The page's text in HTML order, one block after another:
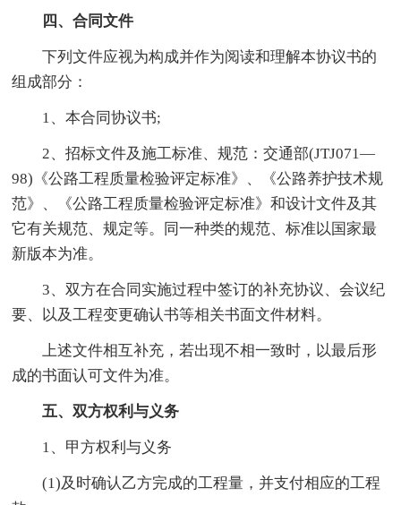
四、合同文件
下列文件应视为构成并作为阅读和理解本协议书的
组成部分：
1、本合同协议书;
2、招标文件及施工标准、规范：交通部(JTJ071—
98)《公路工程质量检验评定标准》、《公路养护技术规
范》、《公路工程质量检验评定标准》和设计文件及其
它有关规范、规定等。同一种类的规范、标准以国家最
新版本为准。
3、双方在合同实施过程中签订的补充协议、会议纪
要、以及工程变更确认书等相关书面文件材料。
上述文件相互补充，若出现不相一致时，以最后形
成的书面认可文件为准。
五、双方权利与义务
1、甲方权利与义务
(1)及时确认乙方完成的工程量，并支付相应的工程